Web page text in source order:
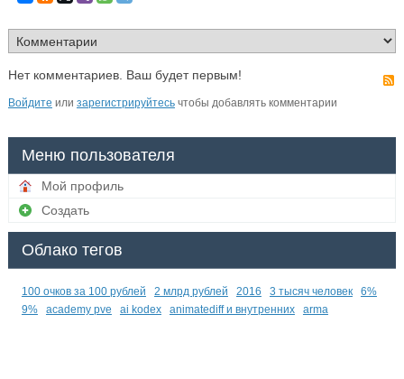
Нет комментариев. Ваш будет первым!
Войдите или зарегистрируйтесьчтобы добавлять комментарии
Меню пользователя
Мой профиль
Создать
Облако тегов
100 очков за 100 рублей 2 млрд рублей 2016 3 тысяч человек
6%
9%
academy pve ai kodex animatediff и внутренних arma